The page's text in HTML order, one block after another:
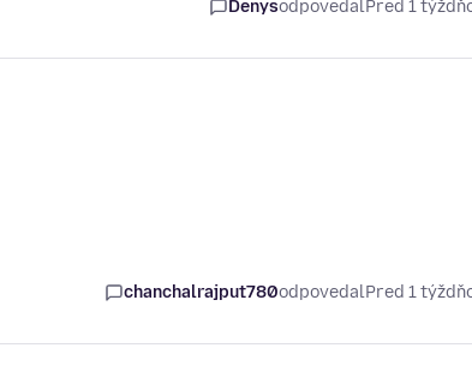
DenysodpovedalPred 1
chanchalrajput780odpovedalPred 1